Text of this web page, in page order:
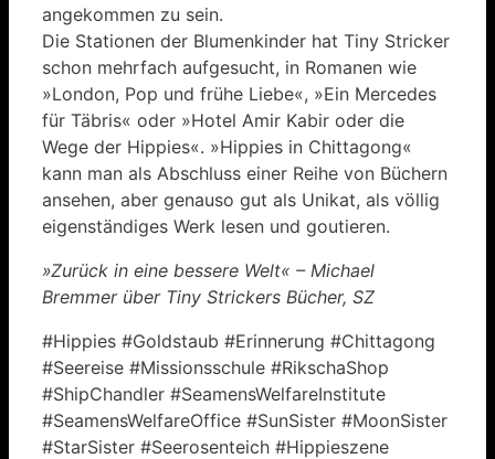
angekommen zu sein.
Die Stationen der Blumenkinder hat Tiny Stricker
schon mehrfach aufgesucht, in Romanen wie
»London, Pop und frühe Liebe«, »Ein Mercedes
für Täbris« oder »Hotel Amir Kabir oder die
Wege der Hippies«. »Hippies in Chittagong«
kann man als Abschluss einer Reihe von Büchern
ansehen, aber genauso gut als Unikat, als völlig
eigenständiges Werk lesen und goutieren.
»Zurück in eine bessere Welt« – Michael
Bremmer über Tiny Strickers Bücher, SZ
#Hippies #Goldstaub #Erinnerung #Chittagong
#Seereise #Missionsschule #RikschaShop
#ShipChandler #SeamensWelfareInstitute
#SeamensWelfareOffice #SunSister #MoonSister
#StarSister #Seerosenteich #Hippieszene